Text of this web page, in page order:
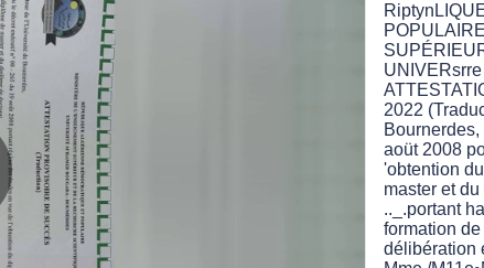
2022
aoüt 2008
'obtention
master et du
.._.portant
formation
délibération